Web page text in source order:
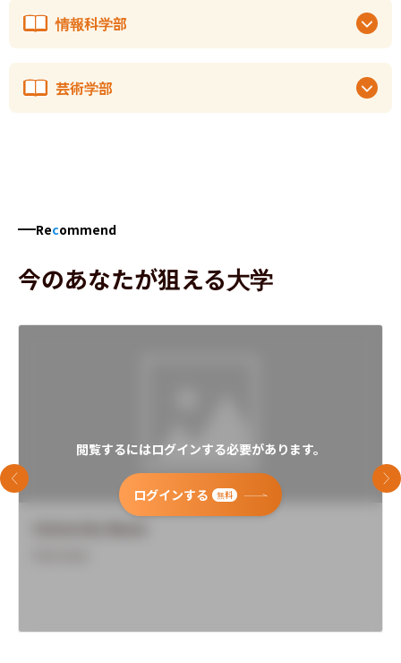
情報科学部
芸術学部
Recommend
今のあなたが狙える大学
閲覧するにはログインする必要があります。
ログインする 無料
前のスライド 次